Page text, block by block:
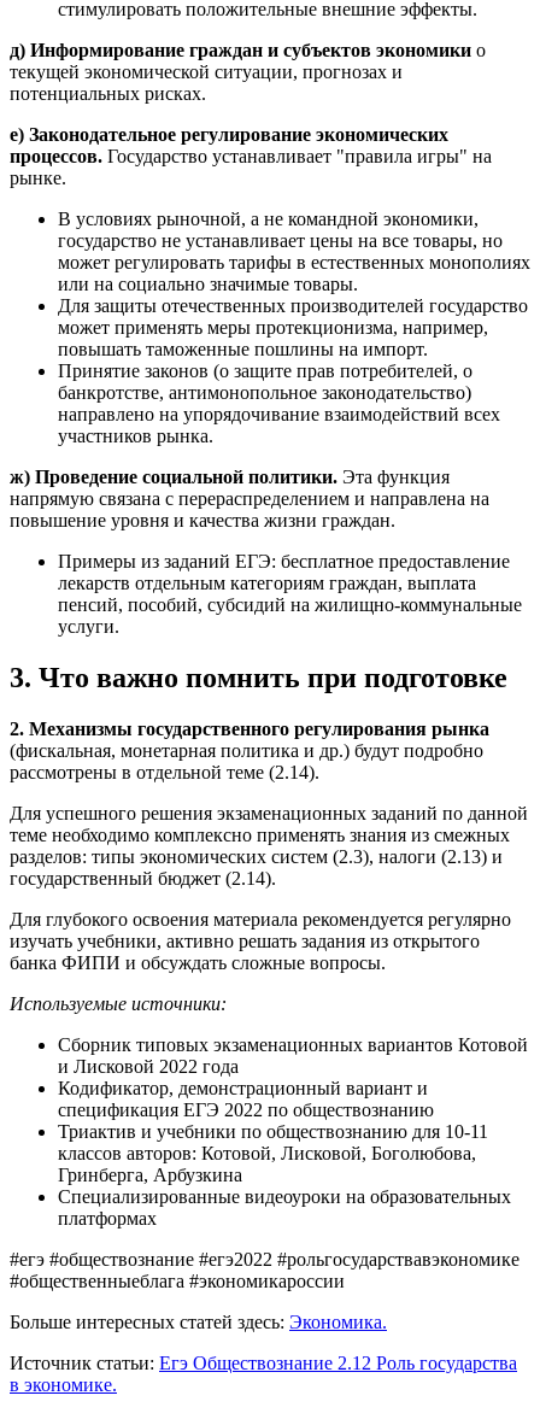
стимулировать положительные внешние эффекты.
д) Информирование граждан и субъектов экономики о
текущей экономической ситуации, прогнозах и
потенциальных рисках.
е) Законодательное регулирование экономических
процессов. Государство устанавливает "правила игры" на
рынке.
В условиях рыночной, а не командной экономики,
государство не устанавливает цены на все товары, но
может регулировать тарифы в естественных монополиях
или на социально значимые товары.
Для защиты отечественных производителей государство
может применять меры протекционизма, например,
повышать таможенные пошлины на импорт.
Принятие законов (о защите прав потребителей, о
банкротстве, антимонопольное законодательство)
направлено на упорядочивание взаимодействий всех
участников рынка.
ж) Проведение социальной политики. Эта функция
напрямую связана с перераспределением и направлена на
повышение уровня и качества жизни граждан.
Примеры из заданий ЕГЭ: бесплатное предоставление
лекарств отдельным категориям граждан, выплата
пенсий, пособий, субсидий на жилищно-коммунальные
услуги.
3. Что важно помнить при подготовке
2. Механизмы государственного регулирования рынка
(фискальная, монетарная политика и др.) будут подробно
рассмотрены в отдельной теме (2.14).
Для успешного решения экзаменационных заданий по данной
теме необходимо комплексно применять знания из смежных
разделов: типы экономических систем (2.3), налоги (2.13) и
государственный бюджет (2.14).
Для глубокого освоения материала рекомендуется регулярно
изучать учебники, активно решать задания из открытого
банка ФИПИ и обсуждать сложные вопросы.
Используемые источники:
Сборник типовых экзаменационных вариантов Котовой
и Лисковой 2022 года
Кодификатор, демонстрационный вариант и
спецификация ЕГЭ 2022 по обществознанию
Триактив и учебники по обществознанию для 10-11
классов авторов: Котовой, Лисковой, Боголюбова,
Гринберга, Арбузкина
Специализированные видеоуроки на образовательных
платформах
#егэ #обществознание #егэ2022 #рольгосударствавэкономике
#общественныеблага #экономикароссии
Больше интересных статей здесь: Экономика.
Источник статьи: Егэ Обществознание 2.12 Роль государства
в экономике.